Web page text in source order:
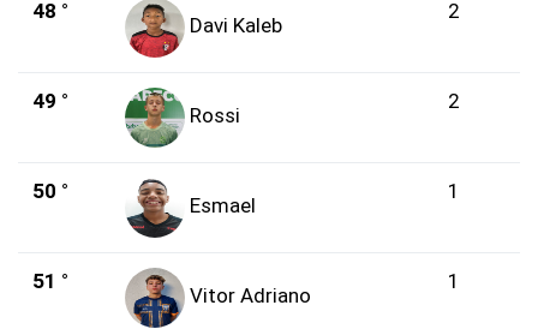
48 °
Davi Kaleb
2
49 °
Rossi
2
50 °
Esmael
1
51 °
Vitor Adriano
1